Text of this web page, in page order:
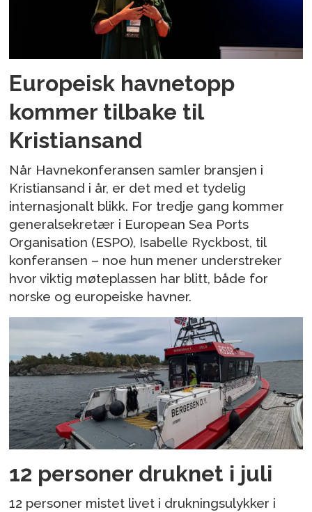
Europeisk havnetopp
kommer tilbake til
Kristiansand
Når Havnekonferansen samler bransjen i
Kristiansand i år, er det med et tydelig
internasjonalt blikk. For tredje gang kommer
generalsekretær i European Sea Ports
Organisation (ESPO), Isabelle Ryckbost, til
konferansen – noe hun mener understreker
hvor viktig møteplassen har blitt, både for
norske og europeiske havner.
12 personer druknet i juli
12 personer mistet livet i drukningsulykker i